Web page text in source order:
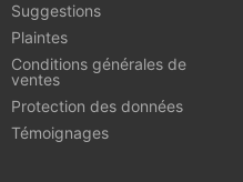
Suggestions
Plaintes
Conditions générales de
ventes
Protection des données
Témoignages